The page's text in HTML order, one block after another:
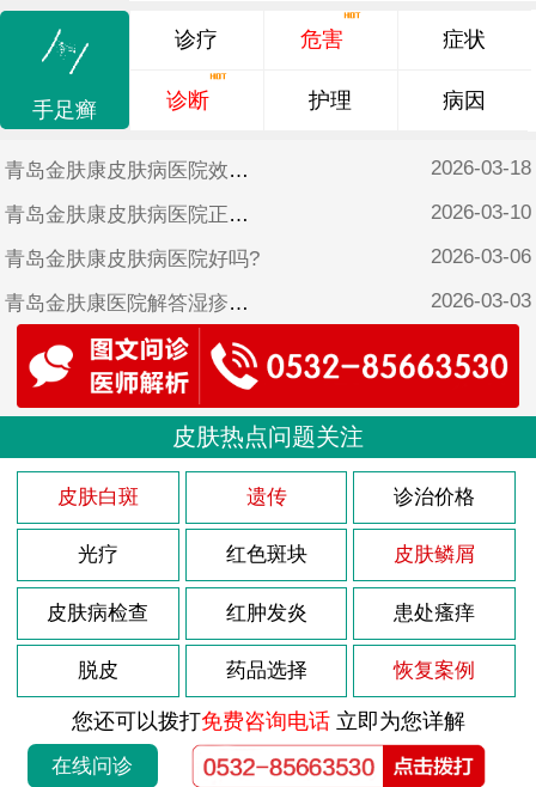
手足癣
诊疗 危害 症状
诊断 护理 病因
青岛金肤康皮肤病医院效果好吗? 2026-03-18
青岛金肤康皮肤病医院正规吗? 2026-03-10
青岛金肤康皮肤病医院好吗? 2026-03-06
青岛金肤康医院解答湿疹怎样治疗? 2026-03-03
青岛金肤康皮肤病医院靠谱吗?
青岛金肤康皮肤病医院可靠吗?
青岛金肤康皮肤病医院是不是正规医院?
青岛金肤康口碑? 2025-05-12
皮肤热点问题关注
皮肤白斑 遗传 诊治价格
光疗 红色斑块 皮肤鳞屑
皮肤病检查 红肿发炎 患处瘙痒
脱皮 药品选择 恢复案例
您还可以拨打免费咨询电话立即为您详解
在线问诊